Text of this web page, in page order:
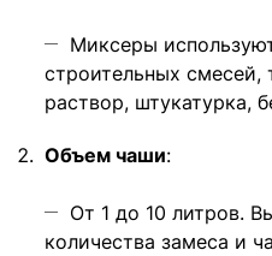
Миксеры
строительных смесей,
раствор, штукатурка,
Объем чаши:
От 1 до 10 литров.
количества замеса и